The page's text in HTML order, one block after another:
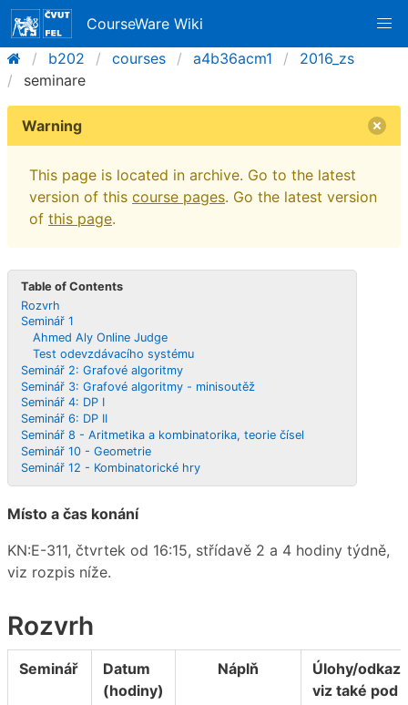
CourseWare Wiki
b202
courses a4b36acm1
2016_zs
seminare
Warning
This page is located in archive. Go to the latest
version of this course pages. Go the latest version
of this page.
Table of Contents
Rozvrh
Seminář 1
Ahmed Aly Online Judge
Test odevzdávacího systému
Seminář 2: Grafové algoritmy
Seminář 3: Grafové algoritmy - minisoutěž
Seminář 4: DP I
Seminář 6: DP II
Seminář 8 - Aritmetika a kombinatorika, teorie čísel
Seminář 10 - Geometrie
Seminář 12 - Kombinatorické hry
Místo a čas konání
KN:E-311, čtvrtek od 16:15, střídavě 2 a 4 hodiny týdně,
viz rozpis níže.
Rozvrh
Seminář
Datum
(hodiny)
Náplň
Úlohy/
viz také pod